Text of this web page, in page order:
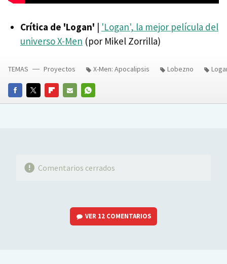
Crítica de 'Logan' | 'Logan', la mejor película del
universo X-Men (por Mikel Zorrilla)
FACEBOOKTWITTERFLIPBOARD
E-
WHATSAPP
TEMAS Proyectos X-Men: Apocalipsis Lobezno
Comentarios cerrados
VER 12 COMENTARIOS